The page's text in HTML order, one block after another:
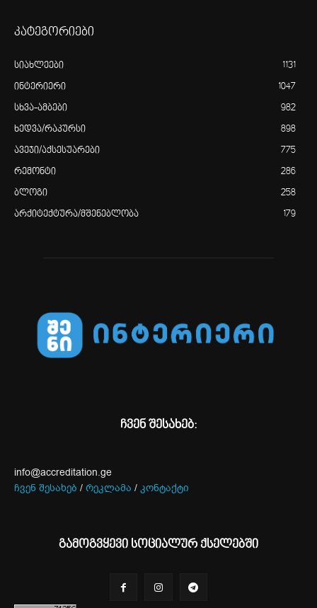
კატეგორიები
სიახლეები 1131
ინტერიერი 1047
სხვა-ამბები 982
ხედვა/რაკურსი 898
ავეჯი/აქსესუარები 775
რემონტი 286
ბლოგი 258
არქიტექტურა/მშენებლობა 179
ჩვენ შესახებ:
info@accreditation.ge
ჩვენ შესახებ / რეკლამა / კონტაქტი
გამოგვყევი სოციალურ ქსელებში